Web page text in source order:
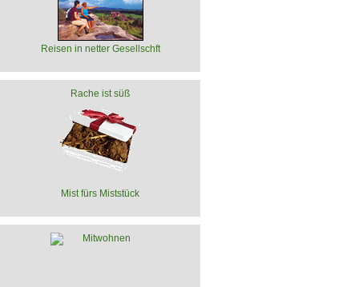
Reisen in netter Gesellschft
Rache ist süß
Mist fürs Miststück